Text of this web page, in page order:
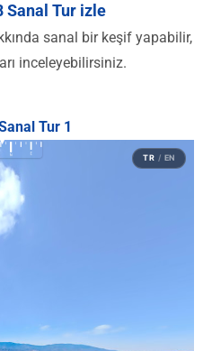
Sanal Tur izle
sanal bir keşif yapabilir,
inceleyebilirsiniz.
Tur 1